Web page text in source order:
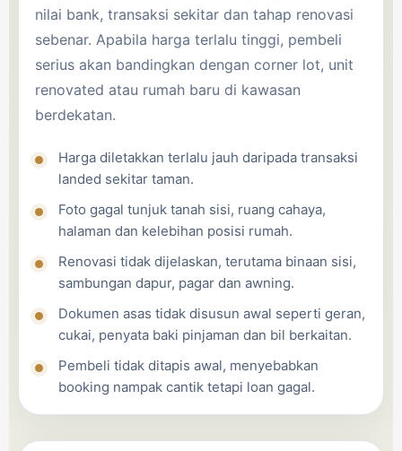
nilai bank, transaksi sekitar dan tahap renovasi
sebenar. Apabila harga terlalu tinggi, pembeli
serius akan bandingkan dengan corner lot, unit
renovated atau rumah baru di kawasan
berdekatan.
Harga diletakkan terlalu jauh daripada transaksi
landed sekitar taman.
Foto gagal tunjuk tanah sisi, ruang cahaya,
halaman dan kelebihan posisi rumah.
Renovasi tidak dijelaskan, terutama binaan sisi,
sambungan dapur, pagar dan awning.
Dokumen asas tidak disusun awal seperti geran,
cukai, penyata baki pinjaman dan bil berkaitan.
Pembeli tidak ditapis awal, menyebabkan
booking nampak cantik tetapi loan gagal.